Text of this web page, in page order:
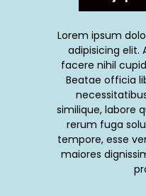
Lorem ipsum
adipisicing elit.
facere nihil
Beatae officia
similique, labore
rerum fuga
tempore, esse
maiores